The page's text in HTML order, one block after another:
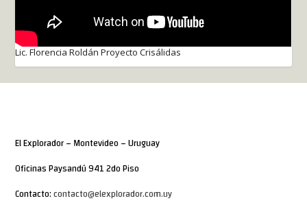
Lic. Florencia Roldán Proyecto Crisálidas
El Explorador – Montevideo – Uruguay
Oficinas Paysandú 941 2do Piso
Contacto:contacto@elexplorador.com.uy